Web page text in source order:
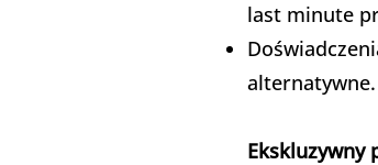
last minute
alternatywne.
Ekskluzywny